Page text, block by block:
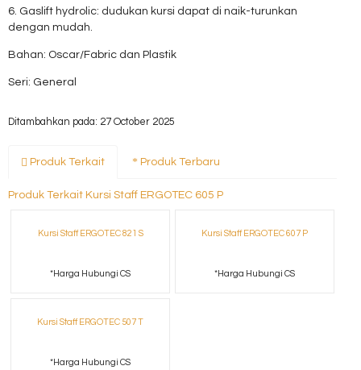
6. Gaslift hydrolic: dudukan kursi dapat di naik-turunkan
dengan mudah.
Bahan: Oscar/Fabric dan Plastik
Seri: General
Ditambahkan pada: 27 October 2025
Produk Terkait Produk Terbaru
Produk Terkait Kursi Staff ERGOTEC 605 P
Kursi Staff ERGOTEC 821 S
*Harga Hubungi CS
Kursi Staff ERGOTEC 607 P
*Harga Hubungi CS
Kursi Staff ERGOTEC 507 T
*Harga Hubungi CS